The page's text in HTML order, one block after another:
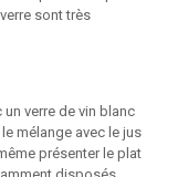
sont très
un verre de vin blanc
mélange avec le jus
présenter le plat